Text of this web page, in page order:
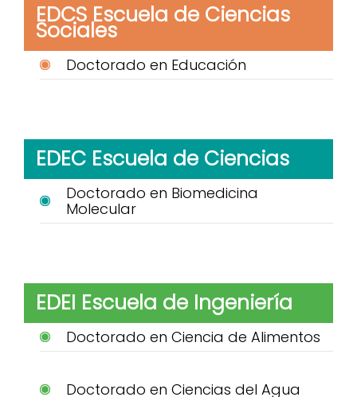
EDCS Escuela de Ciencias
Sociales
Doctorado en Educación
EDEC Escuela de Ciencias
Doctorado en Biomedicina
Molecular
EDEI Escuela de Ingeniería
Doctorado en Ciencia de Alimentos
Doctorado en Ciencias del Agua